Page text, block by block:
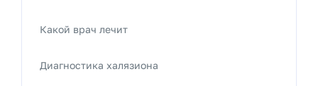
Какой врач лечит
Диагностика халязиона